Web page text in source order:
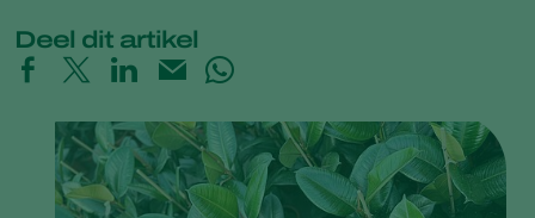
Deel dit artikel